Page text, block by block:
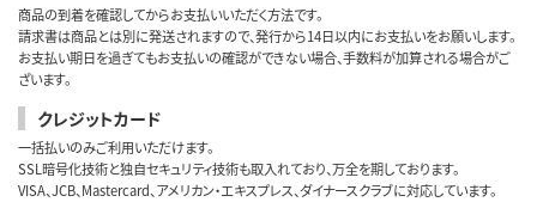
商品の到着を確認してからお支払いいただく方法です。
請求書は商品とは別に発送されますので、発行から14日以内にお支払いをお願いします。
お支払い期日を過ぎてもお支払いの確認ができない場合、手数料が加算される場合がご
ざいます。
クレジットカード
一括払いのみご利用いただけます。
SSL暗号化技術と独自セキュリティ技術も取入れており、万全を期しております。
VISA、JCB、Mastercard、アメリカン・エキスプレス、ダイナースクラブに対応しています。